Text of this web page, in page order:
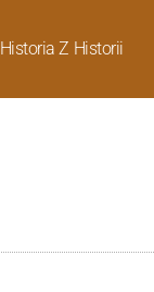
Historia Z Historii